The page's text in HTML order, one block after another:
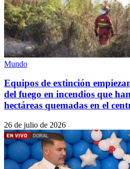
Mundo
Equipos de extinción
del fuego en incendios que
hectáreas quemadas en el
26 de julio de 2026